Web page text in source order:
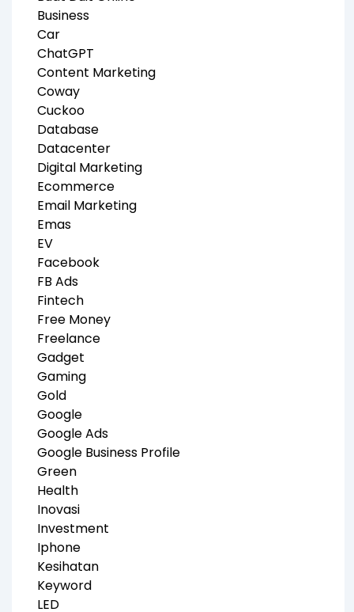
Business
Car
ChatGPT
Content Marketing
Coway
Cuckoo
Database
Datacenter
Digital Marketing
Ecommerce
Email Marketing
Emas
EV
Facebook
FB Ads
Fintech
Free Money
Freelance
Gadget
Gaming
Gold
Google
Google Ads
Google Business Profile
Green
Health
Inovasi
Investment
Iphone
Kesihatan
Keyword
LED